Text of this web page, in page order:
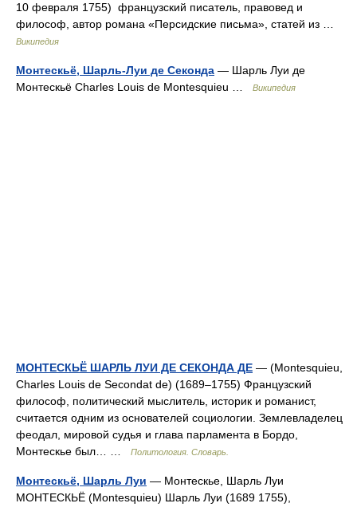
10 февраля 1755) французский писатель, правовед и
философ, автор романа «Персидские письма», статей из …
Википедия
Монтескьё, Шарль-Луи де Секонда — Шарль Луи де
Монтескьё Charles Louis de Montesquieu …
Википедия
МОНТЕСКЬЁ ШАРЛЬ ЛУИ ДЕ СЕКОНДА ДЕ — (Montesquieu,
Charles Louis de Secondat de) (1689–1755) Французский
философ, политический мыслитель, историк и романист,
считается одним из основателей социологии. Землевладелец
феодал, мировой судья и глава парламента в Бордо,
Монтескье был… …
Политология. Словарь.
Монтескьё, Шарль Луи — Монтескье, Шарль Луи
МОНТЕСКЬЁ (Montesquieu) Шарль Луи (1689 1755),